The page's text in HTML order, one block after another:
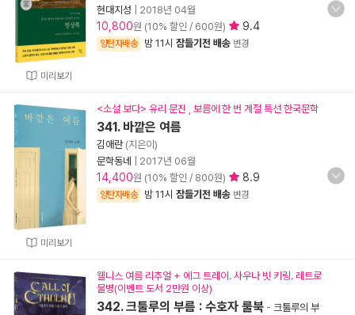
미리보기
현대지성
2018년 04월
10,800원 (10% 할인 / 600원) 9.4
양탄자배송 밤 11시 잠들기전 배송 변경
미리보기
<소설 보다> 유리 문진 , 보름에 한 번 계절 특선 한국문학
341. 바깥은 여름
김애란(지은이)
문학동네
2017년 06월
14,400원 (10% 할인 / 800원) 8.9
양탄자배송 밤 11시 잠들기전 배송 변경
웰니스 여름 리추얼 + 에그 트레이. 사우나 빗 키링. 레트로
물병(이벤트 도서 2만원 이상)
342. 크툴루의 부름 : 수호자 룰북 - 크툴루의 부